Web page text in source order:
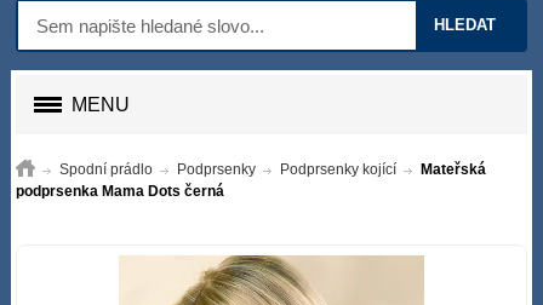
HLEDAT
MENU
Spodní prádlo Podprsenky Podprsenky kojící
Mateřská
podprsenka Mama Dots černá